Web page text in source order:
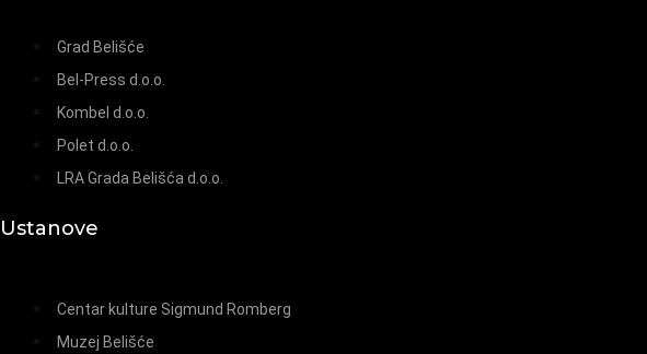
Grad Belišće
Bel-Press d.o.o.
Kombel d.o.o.
Polet d.o.o.
LRA Grada Belišća d.o.o.
Ustanove
Centar kulture Sigmund Romberg
Muzej Belišće